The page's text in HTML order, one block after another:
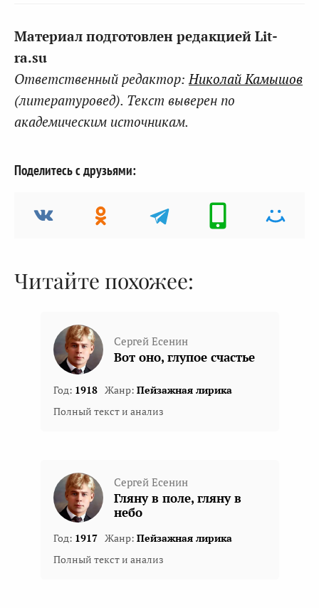
Материал подготовлен редакцией Lit-
ra.su
Ответственный редактор: Николай Камышов
(литературовед). Текст выверен по
академическим источникам.
Поделитесь с друзьями:
Читайте похожее:
Сергей Есенин
Вот оно, глупое счастье
Год: 1918 Жанр: Пейзажная лирика
Полный текст и анализ
Сергей Есенин
Гляну в поле, гляну в
небо
Год: 1917 Жанр: Пейзажная лирика
Полный текст и анализ